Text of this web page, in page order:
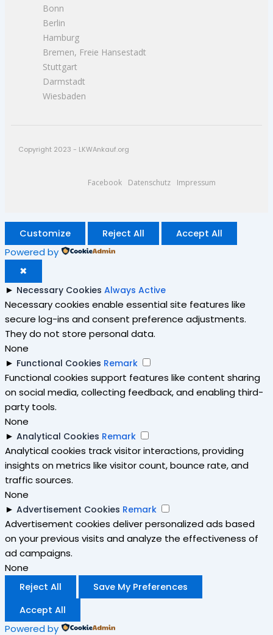
Bonn
Berlin
Hamburg
Bremen, Freie Hansestadt
Stuttgart
Darmstadt
Wiesbaden
Copyright 2023 - LKWAnkauf.org
Facebook Datenschutz Impressum
Customize Reject All Accept All
Powered by
✖
► Necessary Cookies Always Active
Necessary cookies enable essential site features like
secure log-ins and consent preference adjustments.
They do not store personal data.
None
► Functional Cookies Remark
Functional cookies support features like content sharing
on social media, collecting feedback, and enabling third-
party tools.
None
► Analytical Cookies Remark
Analytical cookies track visitor interactions, providing
insights on metrics like visitor count, bounce rate, and
traffic sources.
None
► Advertisement Cookies Remark
Advertisement cookies deliver personalized ads based
on your previous visits and analyze the effectiveness of
ad campaigns.
None
Reject All
Save My Preferences
Accept All
Powered by